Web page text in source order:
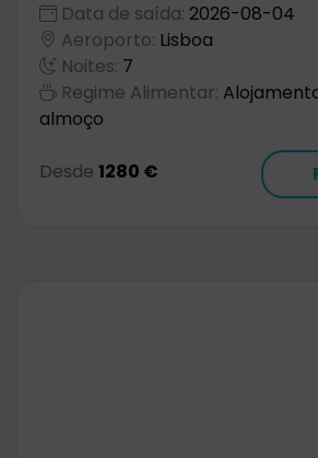
Data de saída: 2026-08-04
Aeroporto: Lisboa
Noites: 7
Regime Alimentar:
almoço
Desde 1280 €